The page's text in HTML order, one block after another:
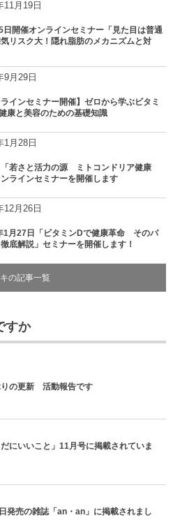
11月19日
日開催オンラインセミナー「見た目は普通
リスク大！隠れ脂肪のメカニズムと対
9月29日
ラインセミナー開催】ゼロから学ぶビタミ
康と美容のための基礎知識
1月28日
若さと活力の源 ミトコンドリア健康
ラインセミナーを開催します
12月26日
1月27日「ビタミンDで健康革命 そのパ
底解説」セミナーを開催します！
の記事一覧
すか
りの更新 活動報告です
だにいいこと」11月号に掲載されていま
発売の雑誌「an・an」に掲載されまし